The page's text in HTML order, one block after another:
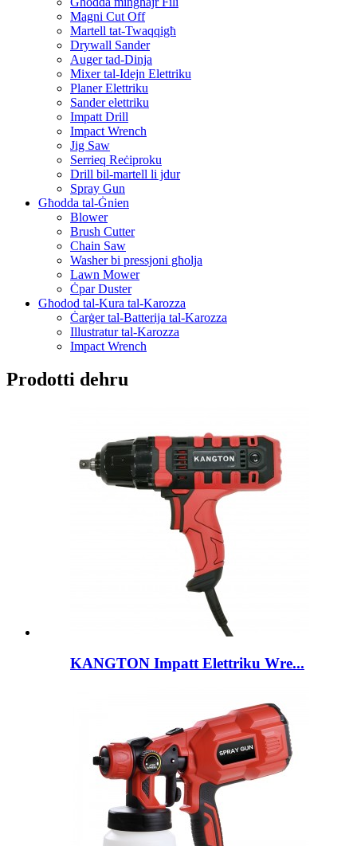
Magni Cut Off
Martell tat-Twaqqigħ
Drywall Sander
Auger tad-Dinja
Mixer tal-Idejn Elettriku
Planer Elettriku
Sander elettriku
Impatt Drill
Impact Wrench
Jig Saw
Serrieq Reċiproku
Drill bil-martell li jdur
Spray Gun
Għodda tal-Ġnien
Blower
Brush Cutter
Chain Saw
Washer bi pressjoni għolja
Lawn Mower
Ċpar Duster
Għodod tal-Kura tal-Karozza
Ċarġer tal-Batterija tal-Karozza
Illustratur tal-Karozza
Impact Wrench
Prodotti dehru
KANGTON Impatt Elettriku Wre...